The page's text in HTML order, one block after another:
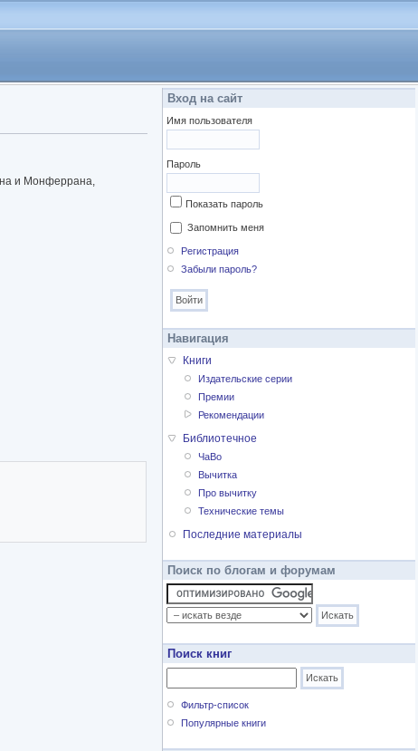
и Монферрана,
Вход на сайт
Имя пользователя
Пароль
Показать пароль
Запомнить меня
Регистрация
Забыли пароль?
Навигация
Книги
Издательские серии
Премии
Рекомендации
Библиотечное
ЧаВо
Вычитка
Про вычитку
Технические темы
Последние материалы
Поиск по блогам и форумам
Поиск книг
Фильтр-список
Популярные книги